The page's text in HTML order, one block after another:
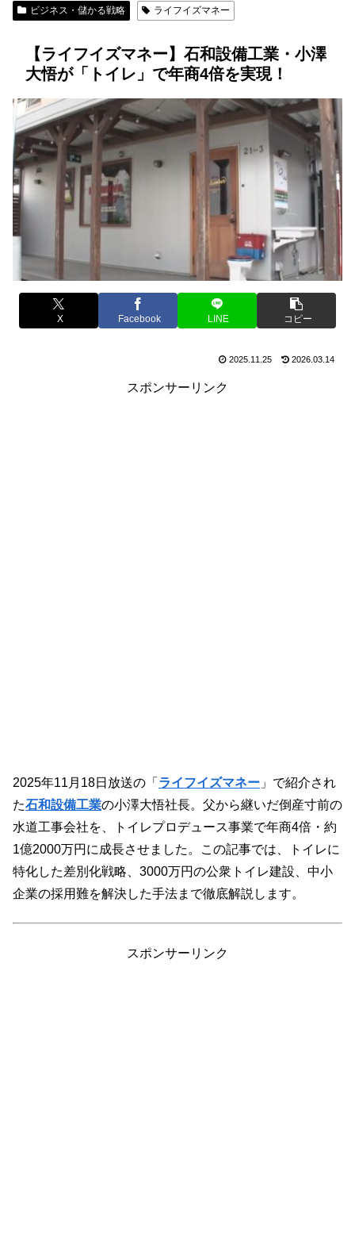
ビジネス・儲かる戦略 ライフイズマネー
【ライフイズマネー】石和設備工業・小澤
大悟が「トイレ」で年商4倍を実現！
X Facebook LINE コピー
2025.11.25 2026.03.14
スポンサーリンク
2025年11月18日放送の「 ライフイズマネー 」で紹介され
た石和設備工業の小澤大悟社長。父から継いだ倒産寸前の
水道工事会社を、トイレプロデュース事業で年商4倍・約
1億2000万円に成長させました。この記事では、トイレに
特化した差別化戦略、3000万円の公衆トイレ建設、中小
企業の採用難を解決した手法まで徹底解説します。
スポンサーリンク